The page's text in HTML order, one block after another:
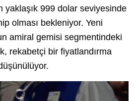
yaklaşık 999 dolar seviyesinde
olması bekleniyor. Yeni
amiral gemisi segmentindeki
rekabetçi bir fiyatlandırma